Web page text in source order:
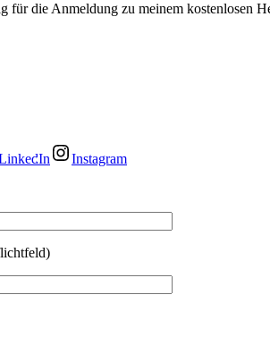
für die Anmeldung zu meinem kostenlosen
Instagram